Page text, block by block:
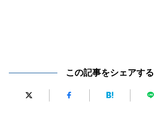
この記事をシェアする